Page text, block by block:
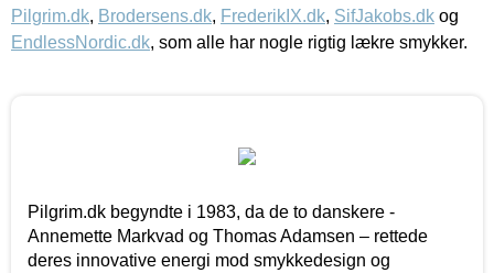
Pilgrim.dk, Brodersens.dk, FrederikIX.dk, SifJakobs.dk og
EndlessNordic.dk, som alle har nogle rigtig lækre smykker.
Pilgrim.dk begyndte i 1983, da de to danskere -
Annemette Markvad og Thomas Adamsen – rettede
deres innovative energi mod smykkedesign og